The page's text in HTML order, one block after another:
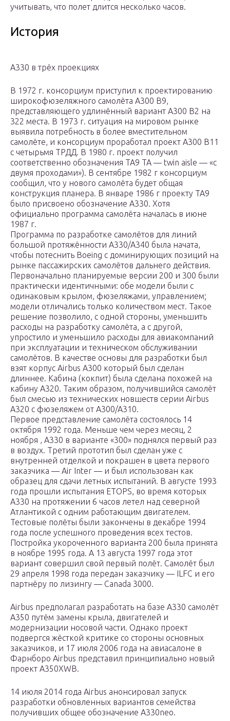
учитывать, что полет длится несколько часов.
История
A330 в трёх проекциях
В 1972 г. консорциум приступил к проектированию
широкофюзеляжного самолёта А300 В9,
представляющего удлинённый вариант А300 В2 на
322 места. В 1973 г. ситуация на мировом рынке
выявила потребность в более вместительном
самолёте, и консорциум проработал проект А300 В11
с четырьмя ТРДД. В 1980 г. проект получил
соответственно обозначения ТА9 ТА — twin aisle — «с
двумя проходами»). В сентябре 1982 г консорциум
сообщил, что у нового самолёта будет общая
конструкция планера. В январе 1986 г проекту ТА9
было присвоено обозначение А330. Хотя
официально программа самолёта началась в июне
1987 г.
Программа по разработке самолётов для линий
большой протяжённости A330/A340 была начата,
чтобы потеснить Boeing с доминирующих позиций на
рынке пассажирских самолётов дальнего действия.
Первоначально планируемые версии 200 и 300 были
практически идентичными: обе модели были с
одинаковым крылом, фюзеляжами, управлением;
модели отличались только количеством мест. Такое
решение позволило, с одной стороны, уменьшить
расходы на разработку самолёта, а с другой,
упростило и уменьшило расходы для авиакомпаний
при эксплуатации и техническом обслуживании
самолётов. В качестве основы для разработки был
взят корпус Airbus A300 который был сделан
длиннее. Кабина (кокпит) была сделана похожей на
кабину A320. Таким образом, получившийся самолёт
был смесью из технических новшеств серии Airbus
A320 с фюзеляжем от A300/A310.
Первое представление самолёта состоялось 14
октября 1992 года. Меньше чем через месяц, 2
ноября , A330 в варианте «300» поднялся первый раз
в воздух. Третий прототип был сделан уже с
внутренней отделкой и покрашен в цвета первого
заказчика — Air Inter — и был использован как
образец для сдачи летных испытаний. В августе 1993
года прошли испытания ETOPS, во время которых
A330 на протяжении 6 часов летел над северной
Атлантикой с одним работающим двигателем.
Тестовые полёты были закончены в декабре 1994
года после успешного проведения всех тестов.
Постройка укороченного варианта 200 была принята
в ноябре 1995 года. А 13 августа 1997 года этот
вариант совершил свой первый полёт. Самолёт был
29 апреля 1998 года передан заказчику — ILFC и его
партнёру по лизингу — Canada 3000.
Airbus предполагал разработать на базе A330 самолёт
A350 путём замены крыла, двигателей и
модернизации носовой части. Однако проект
подвергся жёсткой критике со стороны основных
заказчиков, и 17 июля 2006 года на авиасалоне в
Фарнборо Airbus представил принципиально новый
проект A350XWB.
14 июля 2014 года Airbus анонсировал запуск
разработки обновленных вариантов семейства
получивших общее обозначение A330neo.